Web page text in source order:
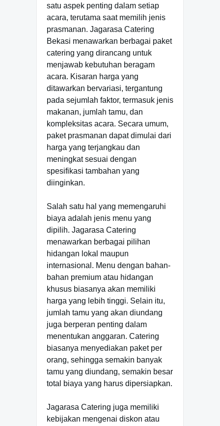
satu aspek penting dalam setiap
acara, terutama saat memilih jenis
prasmanan. Jagarasa Catering
Bekasi menawarkan berbagai paket
catering yang dirancang untuk
menjawab kebutuhan beragam
acara. Kisaran harga yang
ditawarkan bervariasi, tergantung
pada sejumlah faktor, termasuk jenis
makanan, jumlah tamu, dan
kompleksitas acara. Secara umum,
paket prasmanan dapat dimulai dari
harga yang terjangkau dan
meningkat sesuai dengan
spesifikasi tambahan yang
diinginkan.
Salah satu hal yang memengaruhi
biaya adalah jenis menu yang
dipilih. Jagarasa Catering
menawarkan berbagai pilihan
hidangan lokal maupun
internasional. Menu dengan bahan-
bahan premium atau hidangan
khusus biasanya akan memiliki
harga yang lebih tinggi. Selain itu,
jumlah tamu yang akan diundang
juga berperan penting dalam
menentukan anggaran. Catering
biasanya menyediakan paket per
orang, sehingga semakin banyak
tamu yang diundang, semakin besar
total biaya yang harus dipersiapkan.
Jagarasa Catering juga memiliki
kebijakan mengenai diskon atau